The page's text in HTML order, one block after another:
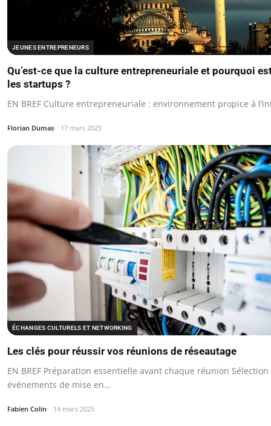
JEUNES ENTREPRENEURS
Qu’est-ce que la culture entrepreneuriale et pourquoi
les startups ?
EN BREF Culture entrepreneuriale : environnement propice à
Florian Dumas 17 mars 2025
ÉCHANGES CULTURELS ET NETWORKING
Les clés pour réussir vos réunions de réseautage
EN BREF Préparation essentielle avant chaque réunion
événements de mise en…
Fabien Colin 14 mars 2025